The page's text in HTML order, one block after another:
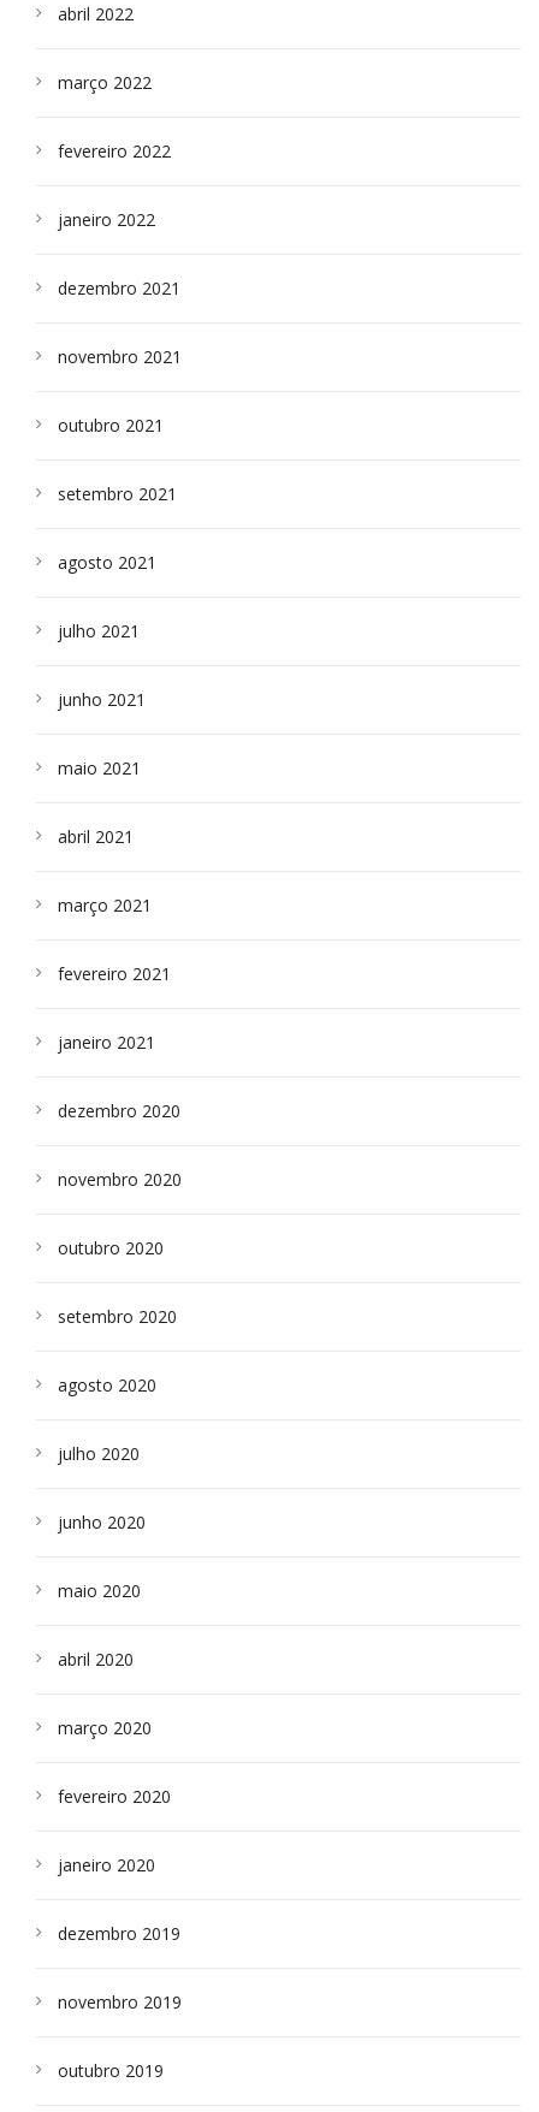
abril 2022
março 2022
fevereiro 2022
janeiro 2022
dezembro 2021
novembro 2021
outubro 2021
setembro 2021
agosto 2021
julho 2021
junho 2021
maio 2021
abril 2021
março 2021
fevereiro 2021
janeiro 2021
dezembro 2020
novembro 2020
outubro 2020
setembro 2020
agosto 2020
julho 2020
junho 2020
maio 2020
abril 2020
março 2020
fevereiro 2020
janeiro 2020
dezembro 2019
novembro 2019
outubro 2019